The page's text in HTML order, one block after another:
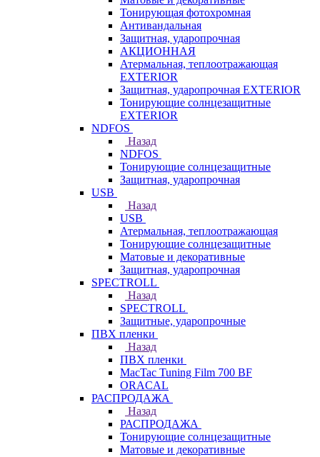
Тонирующая фотохромная
Антивандальная
Защитная, ударопрочная
АКЦИОННАЯ
Атермальная, теплоотражающая
EXTERIOR
Защитная, ударопрочная EXTERIOR
Тонирующие солнцезащитные
EXTERIOR
NDFOS
Назад
NDFOS
Тонирующие солнцезащитные
Защитная, ударопрочная
USB
Назад
USB
Атермальная, теплоотражающая
Тонирующие солнцезащитные
Матовые и декоративные
Защитная, ударопрочная
SPECTROLL
Назад
SPECTROLL
Защитные, ударопрочные
ПВХ пленки
Назад
ПВХ пленки
MacTac Tuning Film 700 BF
ORACAL
РАСПРОДАЖА
Назад
РАСПРОДАЖА
Тонирующие солнцезащитные
Матовые и декоративные